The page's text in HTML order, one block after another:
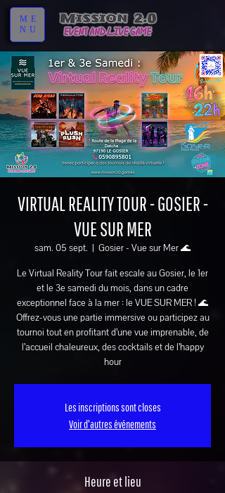
ME
NU
VIRTUAL REALITY TOUR - GOSIER -
VUE SUR MER
sam. 05 sept.
  |
Gosier - Vue sur Mer 🌊
Le Virtual Reality Tour fait escale au Gosier, le 1er
et le 3e samedi du mois, dans un cadre
exceptionnel face à la mer : le VUE SUR MER ! 🌊
Offrez-vous une partie immersive ou participez au
tournoi tout en profitant d’une vue imprenable, de
l’accueil chaleureux, des cocktails et de l’happy
hour
Les inscriptions sont closes
Voir d'autres événements
Heure et lieu